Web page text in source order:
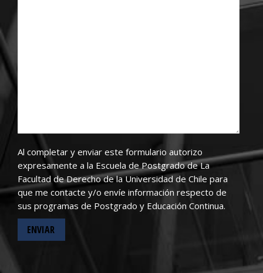
Al completar y enviar este formulario autorizo
expresamente a la Escuela de Postgrado de La
Facultad de Derecho de la Universidad de Chile para
que me contacte y/o envíe información respecto de
sus programas de Postgrado y Educación Continua.